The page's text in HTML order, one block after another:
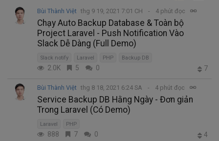
Bùi Thành Việt thg 9 19, 2021 7:01 CH 4 phút đọc
Chạy Auto Backup Database & Toàn bộ
Project Laravel - Push Notification Vào
Slack Dễ Dàng (Full Demo)
Slack notify Laravel PHP Backup DB
2.0K 5 0 7
Bùi Thành Việt thg 8 18, 2021 6:24 SA 4 phút đọc
Service Backup DB Hằng Ngày - Đơn giản
Trong Laravel (Có Demo)
Laravel PHP
888 7 0 4